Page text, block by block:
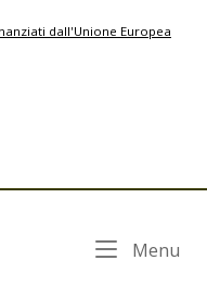
dall'Unione Europea
Menu